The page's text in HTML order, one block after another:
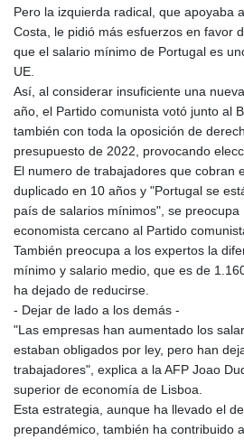
Pero la izquierda radical, que apoyaba
Costa, le pidió más esfuerzos en favor
que el salario mínimo de Portugal es
UE.
Así, al considerar insuficiente una
año, el Partido comunista votó junto al
también con toda la oposición de
presupuesto de 2022, provocando
El numero de trabajadores que cobran
duplicado en 10 años y "Portugal se
país de salarios mínimos", se preocupa
economista cercano al Partido
También preocupa a los expertos la
mínimo y salario medio, que es de
ha dejado de reducirse.
- Dejar de lado a los demás -
"Las empresas han aumentado los
estaban obligados por ley, pero han
trabajadores", explica a la AFP Joao
superior de economía de Lisboa.
Esta estrategia, aunque ha llevado el
prepandémico, también ha contribuido